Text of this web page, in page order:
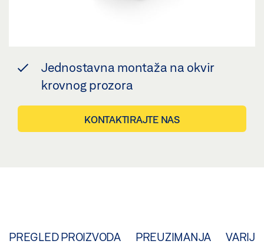
Jednostavna montaža na okvir
krovnog prozora
KONTAKTIRAJTE NAS
PREGLED PROIZVODA PREUZIMANJA